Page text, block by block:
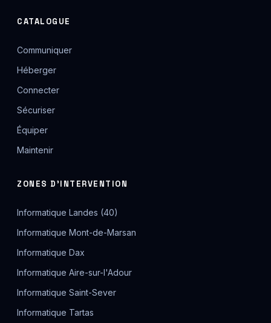
CATALOGUE
Communiquer
Héberger
Connecter
Sécuriser
Équiper
Maintenir
ZONES D'INTERVENTION
Informatique Landes (40)
Informatique Mont-de-Marsan
Informatique Dax
Informatique Aire-sur-l'Adour
Informatique Saint-Sever
Informatique Tartas